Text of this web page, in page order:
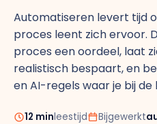
360° Feedback
Pulse Surveys
Doelen & OKR's
€ Prijzen
Klantverhalen
Blog
Gratis
Automatiseren levert tijd
proces leent zich ervoor.
proces een oordeel, laat
realistisch bespaart, en
en AI-regels waar je bij
12 minleestijd Bijgewerkt